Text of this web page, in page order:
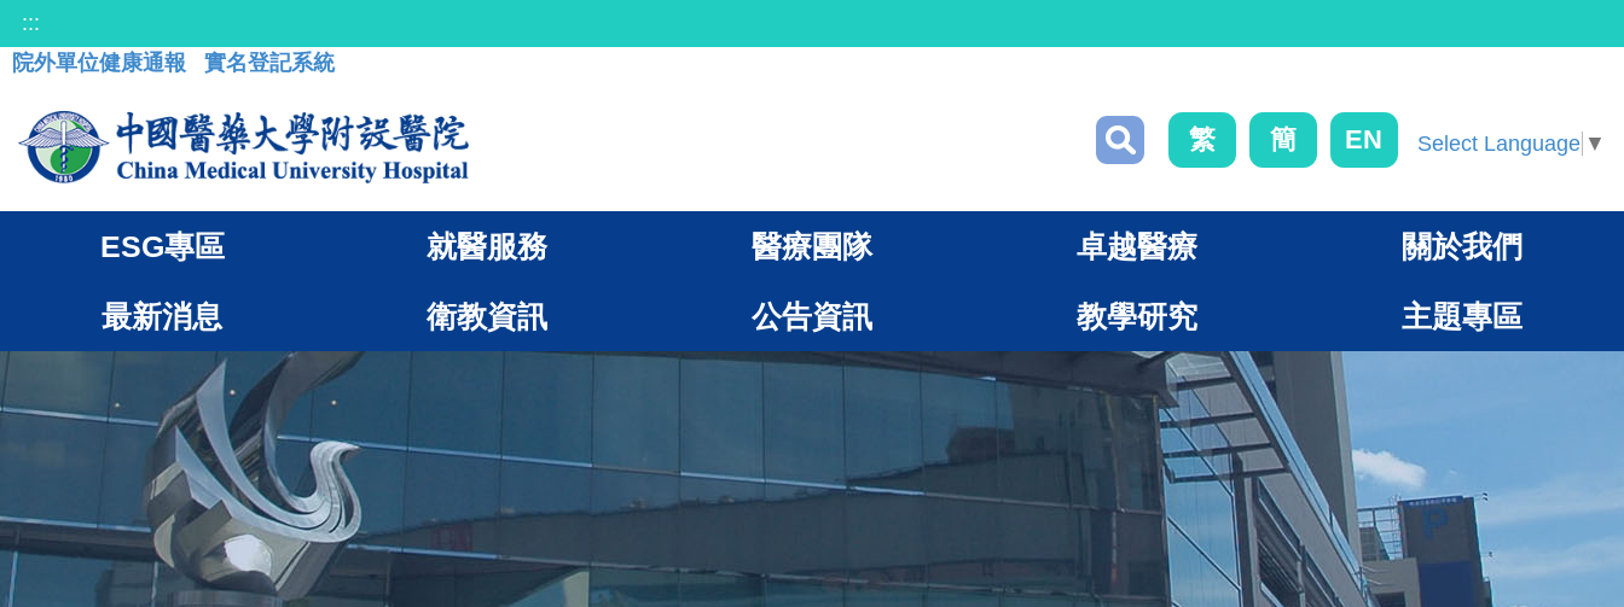
:::
院外單位健康通報
實名登記系統
繁 簡 EN Select Language ▼
ESG專區 就醫服務 醫療團隊 卓越醫療 關於我們
最新消息 衛教資訊 公告資訊 教學研究 主題專區